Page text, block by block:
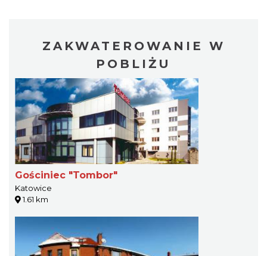
ZAKWATEROWANIE W
POBLIŻU
Gościniec "Tombor"
Katowice
1.61 km